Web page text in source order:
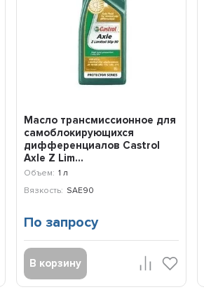
Масло трансмиссионное для
самоблокирующихся
дифференциалов Castrol
Axle Z Lim...
Объем: 1 л
Вязкость: SAE90
По запросу
В корзину